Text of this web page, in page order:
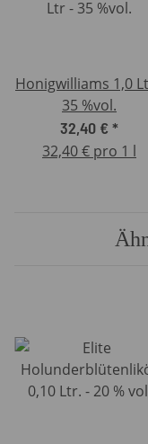
Honigwilliams 1,0
35 %vol.
32,40 € *
32,40 € pro 1 l